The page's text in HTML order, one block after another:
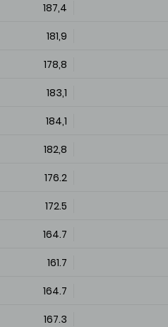
187,4
181,9
178,8
183,1
184,1
182,8
176.2
172.5
164.7
161.7
164.7
167.3